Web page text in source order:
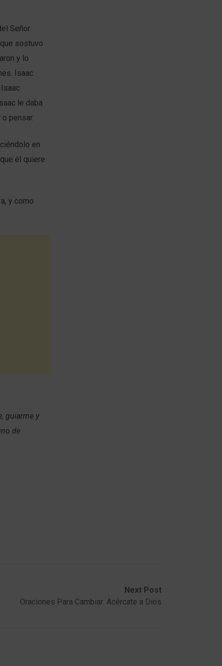
Señor.
sostuvo
y lo
Isaac
le daba
pensar.
en
él quiere
y como
guiarme y
de
Next Post
Oraciones Para Cambiar: Acércate a Dios